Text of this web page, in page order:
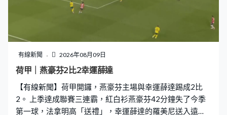
部位於德州的格陵蘭能源公司，揚言斥資6,000萬美元開採
詹姆森地估計價值1萬億美元的石油儲藏。英國《衛報》報
道，公司董事會主席斯韋茨和特朗普圈子有來往，他聲稱
石油計劃和華府政策無關。公司更請來美國右翼名嘴拍攝
片段，推廣格陵蘭石油計劃。 格陵蘭早在2021年已停止批
出新的石油開採許可，一間英國公司此前已獲得詹姆森地
的石油開採權，格陵蘭能源公司最終透過買入其股權，取
得詹姆森地的石油開採權，但仍需得到格陵蘭自治政府批
准方可開採。
有線新聞 2026年08月09日
荷甲｜燕豪芬2比2幸運薛達
【有線新聞】荷甲開鑼，燕豪芬主場與幸運薛達踢成2比
2。 上季達成聯賽三連霸，紅白衫燕豪芬42分鐘失了今季
第一球，法拿明高「送禮」，幸運薛達的羅美尼送入遠